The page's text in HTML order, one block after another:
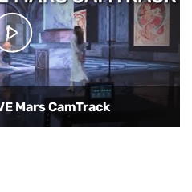
Mars CamTrack